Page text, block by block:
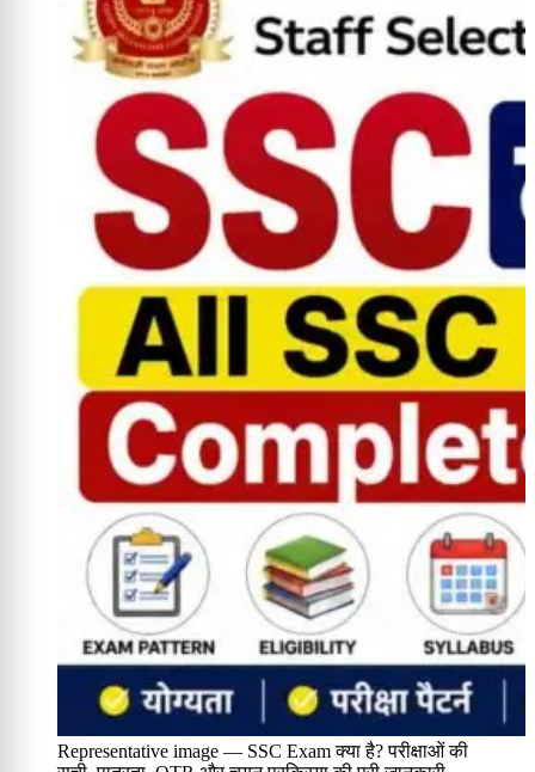
Representative image — SSC Exam क्या है? परीक्षाओं की